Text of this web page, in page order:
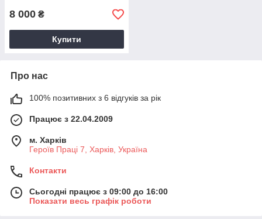
8 000 ₴
Купити
Про нас
100% позитивних з 6 відгуків за рік
Працює з 22.04.2009
м. Харків
Героїв Праці 7, Харків, Україна
Контакти
Сьогодні працює з 09:00 до 16:00
Показати весь графік роботи